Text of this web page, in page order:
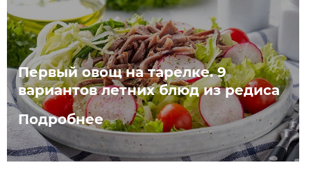
Первый овощ на тарелке. 9
вариантов летних блюд из редиса
Подробнее